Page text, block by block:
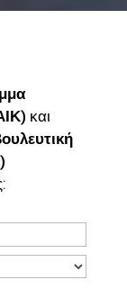
και